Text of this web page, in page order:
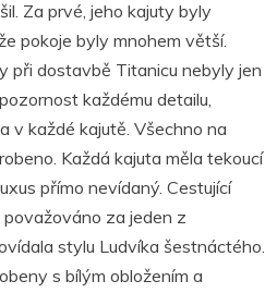
Za prvé, jeho kajuty byly
pokoje byly mnohem větší.
při dostavbě Titanicu nebyly jen
každému detailu,
v každé kajutě. Všechno na
Každá kajuta měla tekoucí
přímo nevídaný. Cestující
za jeden z
stylu Ludvíka šestnáctého.
s bílým obložením a